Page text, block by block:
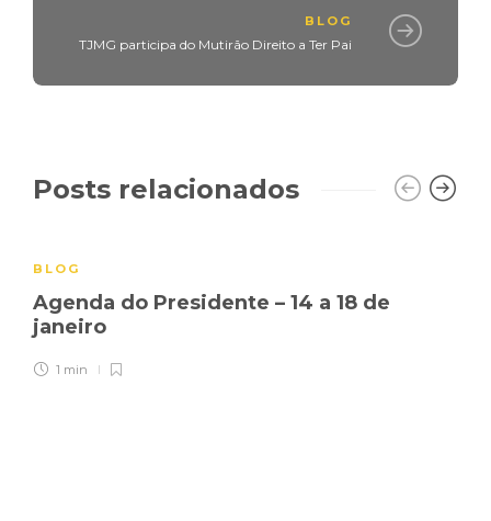
BLOG
TJMG participa do Mutirão Direito a Ter Pai
Posts relacionados
BLOG
Agenda do Presidente – 14 a 18 de
janeiro
1 min